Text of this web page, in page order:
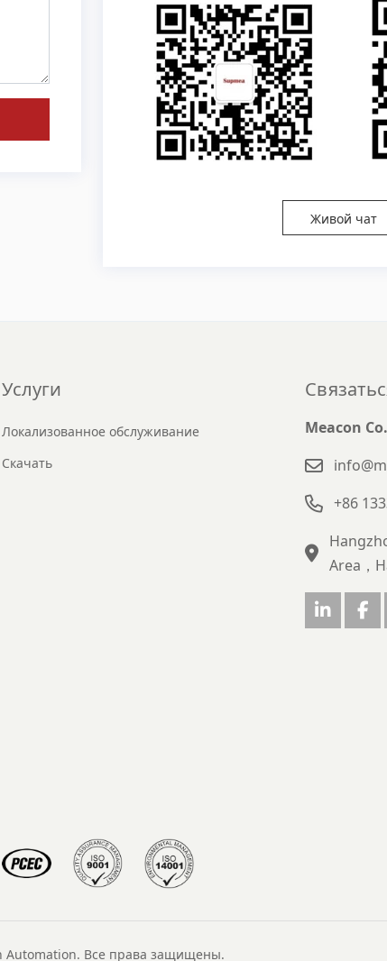
Живой чат
Услуги
Локализованное обслуживание
Скачать
Meacon
+86
Area，
Automation. Все права защищены.